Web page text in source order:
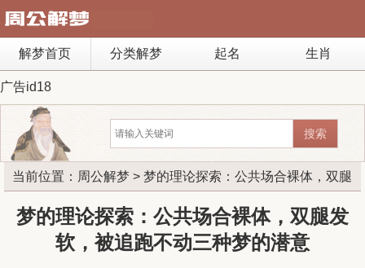
解梦首页 分类解梦 起名 生肖
广告id18
当前位置： 周公解梦 > 梦的理论探索：公共场合裸体，双腿
发软，被追跑不动三种梦的潜意
梦的理论探索：公共场合裸体，双腿发
软，被追跑不动三种梦的潜意